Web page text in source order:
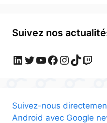
Suivez nos
LinkedIn
Twitter
YouTube
Facebook
Instagram
TikTok
Suivez-nous
Android avec Google